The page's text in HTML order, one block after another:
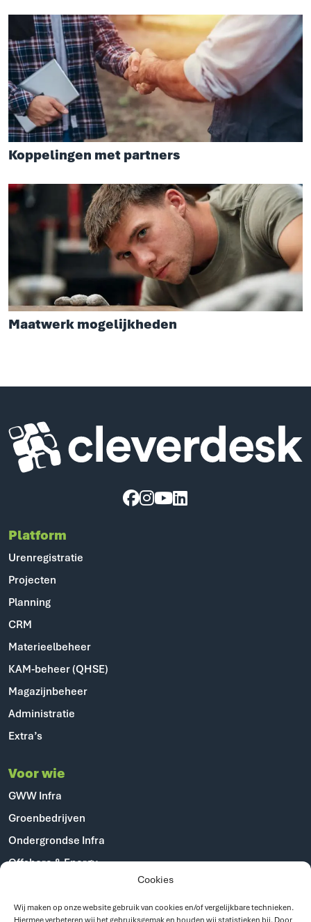
Cookies
Wij maken op onze website gebruik van cookies en/of vergelijkbare technieken.
Hiermee verbeteren wij het gebruiksgemak en houden wij statistieken bij. Door
Koppelingen met partners
Maatwerk mogelijkheden
Cleverdesk ERP Software voor mens en materieel
Platform
Urenregistratie
Projecten
Planning
CRM
Materieelbeheer
KAM-beheer (QHSE)
Magazijnbeheer
Administratie
Extra’s
Voor wie
GWW Infra
Groenbedrijven
Ondergrondse Infra
Offshore & Energy
Industriële dienstverlening
Gemeenten